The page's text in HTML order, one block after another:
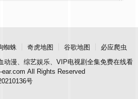
蜘蛛 奇虎地图 谷歌地图
必应爬虫
动漫、综艺娱乐、VIP电视剧全集免费在线看
All Rights Reserved
号